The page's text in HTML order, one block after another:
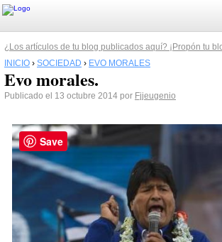
¿Los artículos de tu blog publicados aquí? ¡Propón tu
INICIO › SOCIEDAD › EVO MORALES
Evo morales.
Publicado el 13 octubre 2014 por Fjjeugenio
Save